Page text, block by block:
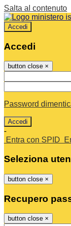
Salta al contenuto
Accedi
Accedi
button close ×
Password
-
Entra con SPID
Seleziona
button close ×
Recupero
button close ×